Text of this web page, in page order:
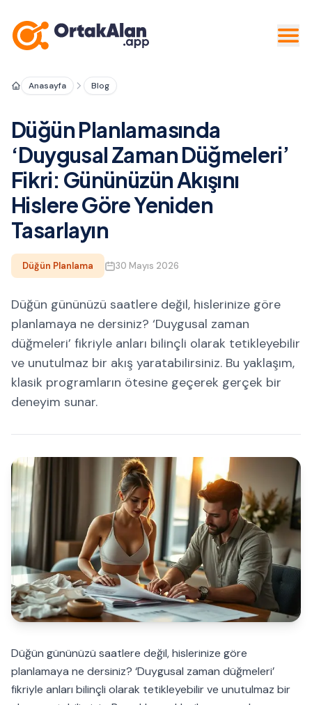
Anasayfa Blog
Düğün Planlamasında
‘Duygusal Zaman Düğmeleri’
Fikri: Gününüzün Akışını
Hislere Göre Yeniden
Tasarlayın
Düğün Planlama 30 Mayıs 2026
Düğün gününüzü saatlere değil, hislerinize göre
planlamaya ne dersiniz? ‘Duygusal zaman
düğmeleri’ fikriyle anları bilinçli olarak tetikleyebilir
ve unutulmaz bir akış yaratabilirsiniz. Bu yaklaşım,
klasik programların ötesine geçerek gerçek bir
deneyim sunar.
Düğün gününüzü saatlere değil, hislerinize göre
planlamaya ne dersiniz? ‘Duygusal zaman düğmeleri’
fikriyle anları bilinçli olarak tetikleyebilir ve unutulmaz bir